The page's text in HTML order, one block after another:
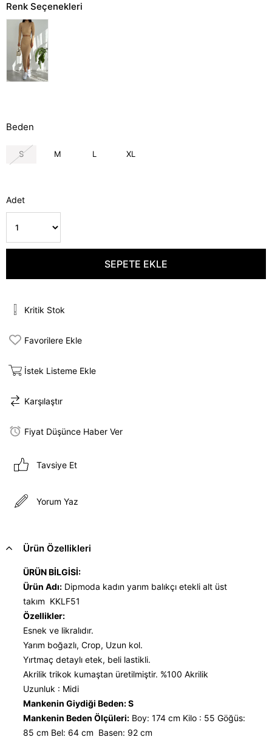
Renk Seçenekleri
Beden
S M L XL
Adet
Kritik Stok
Favorilere Ekle
İstek Listeme Ekle
Karşılaştır
Fiyat Düşünce Haber Ver
Tavsiye Et
Yorum Yaz
Ürün Özellikleri
ÜRÜN BİLGİSİ:
Ürün Adı: Dipmoda kadın yarım balıkçı etekli alt üst
takım KKLF51
Özellikler:
Esnek ve likralıdır.
Yarım boğazlı, Crop, Uzun kol.
Yırtmaç detaylı etek, beli lastikli.
Akrilik trikok kumaştan üretilmiştir. %100 Akrilik
Uzunluk : Midi
Mankenin Giydiği Beden: S
Mankenin Beden Ölçüleri: Boy: 174 cm Kilo : 55 Göğüs:
85 cm Bel: 64 cm Basen: 92 cm